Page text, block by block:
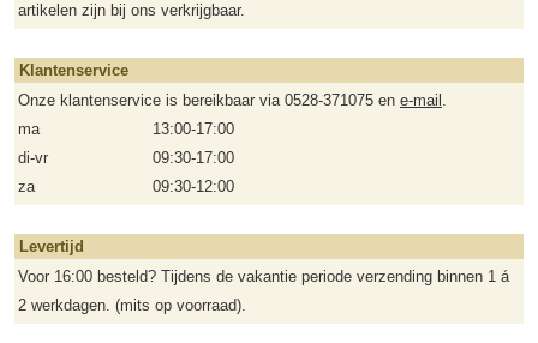
artikelen zijn bij ons verkrijgbaar.
Klantenservice
Onze klantenservice is bereikbaar via 0528-371075 en e-mail .
ma
13:00-17:00
di-vr
09:30-17:00
za
09:30-12:00
Levertijd
Voor 16:00 besteld? Tijdens de vakantie periode verzending binnen 1 á
2 werkdagen. (mits op voorraad).